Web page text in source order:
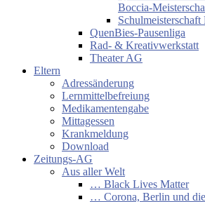
Boccia-
QuenBies-Pausenliga
Rad- & Kreativwerkstatt
Theater AG
Eltern
Adressänderung
Lernmittelbefreiung
Medikamentengabe
Mittagessen
Krankmeldung
Download
Zeitungs-AG
Aus aller Welt
… Black Lives Matter
… Corona, Berlin und